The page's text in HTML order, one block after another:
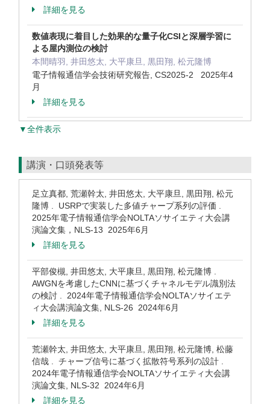
詳細を見る
数値表現に着目した効果的な量子化CSIと深層学習に
よる屋内測位の検討
本間晴羽, 井田悠太, 大平康旦, 黒田翔, 松元隆博
電子情報通信学会技術研究報告, CS2025-2 2025年4
月
詳細を見る
▼全件表示
講演・口頭発表等
足立真都, 荒瀬幹太, 井田悠太, 大平康旦, 黒田翔, 松元
隆博 . USRPで実装した多値チャープ系列の評価 .
2025年電子情報通信学会NOLTAソサイエティ大会講
演論文集，NLS-13 2025年6月
詳細を見る
平部俊槻, 井田悠太, 大平康旦, 黒田翔, 松元隆博 .
AWGNを考慮したCNNに基づくチャネルモデル識別法
の検討 . 2024年電子情報通信学会NOLTAソサイエテ
ィ大会講演論文集, NLS-26 2024年6月
詳細を見る
荒瀬幹太, 井田悠太, 大平康旦, 黒田翔, 松元隆博, 松藤
信哉 . チャープ信号に基づく拡散符号系列の設計 .
2024年電子情報通信学会NOLTAソサイエティ大会講
演論文集, NLS-32 2024年6月
詳細を見る